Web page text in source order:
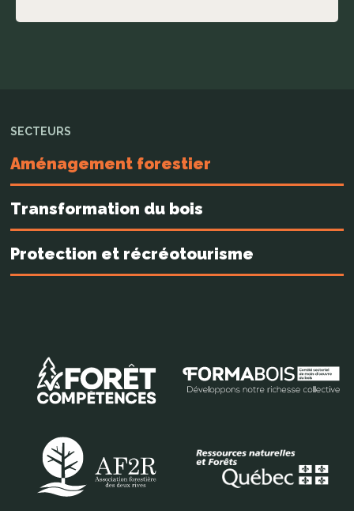
SECTEURS
Aménagement forestier
Transformation du bois
Protection et récréotourisme